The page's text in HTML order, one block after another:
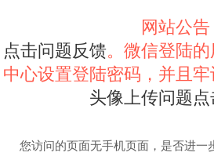
网站公告
点击问题反馈。微信登陆
中心设置登陆密码，并且牢
头像上传问题点
您访问的页面无手机页面，是否进一